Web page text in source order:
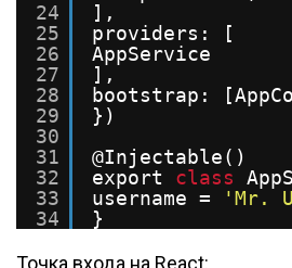
24
25
26
27
28
29
30
31
32
33
34
],
providers: [
AppService
],
bootstrap:
})
@Injectable()
export class
username =
'Mr.
}
Точка входа на React: